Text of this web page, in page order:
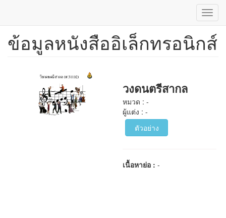
ข้าม
ข้อมูลหนังสืออิเล็กทรอนิกส์
วงดนตรีสากล
หมวด : -
ผู้แต่ง : -
ตัวอย่าง
เนื้อหาย่อ :-